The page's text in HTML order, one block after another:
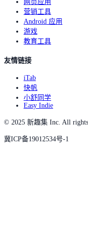
网页应用
营销工具
Android 应用
游戏
教育工具
友情链接
iTab
快帆
小舒同学
Easy Indie
© 2025 新趣集 Inc. All rights
冀ICP备19012534号-1